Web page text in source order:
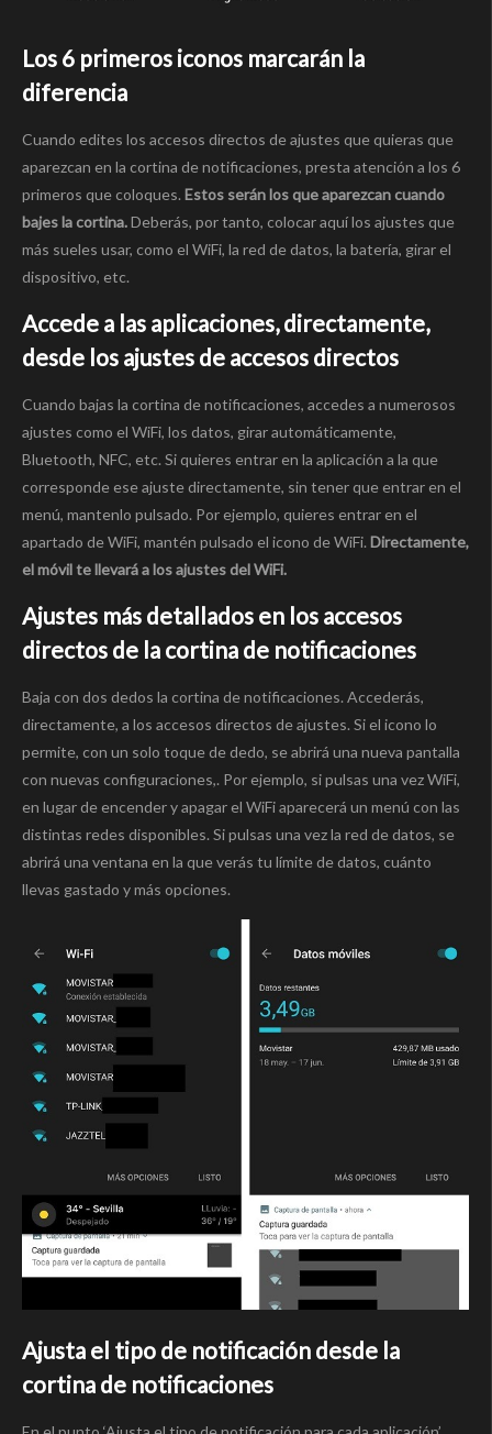
Los 6 primeros iconos marcarán la
diferencia
Cuando edites los accesos directos de ajustes que quieras que
aparezcan en la cortina de notificaciones, presta atención a los 6
primeros que coloques. Estos serán los que aparezcan cuando
bajes la cortina.Deberás, por tanto, colocar aquí los ajustes que
más sueles usar, como el WiFi, la red de datos, la batería, girar el
dispositivo, etc.
Accede a las aplicaciones, directamente,
desde los ajustes de accesos directos
Cuando bajas la cortina de notificaciones, accedes a numerosos
ajustes como el WiFi, los datos, girar automáticamente,
Bluetooth, NFC, etc. Si quieres entrar en la aplicación a la que
corresponde ese ajuste directamente, sin tener que entrar en el
menú, mantenlo pulsado. Por ejemplo, quieres entrar en el
apartado de WiFi, mantén pulsado el icono de WiFi. Directamente,
el móvil te llevará a los ajustes del WiFi.
Ajustes más detallados en los accesos
directos de la cortina de notificaciones
Baja con dos dedos la cortina de notificaciones. Accederás,
directamente, a los accesos directos de ajustes. Si el icono lo
permite, con un solo toque de dedo, se abrirá una nueva pantalla
con nuevas configuraciones,. Por ejemplo, si pulsas una vez WiFi,
en lugar de encender y apagar el WiFi aparecerá un menú con las
distintas redes disponibles. Si pulsas una vez la red de datos, se
abrirá una ventana en la que verás tu límite de datos, cuánto
llevas gastado y más opciones.
Ajusta el tipo de notificación desde la
cortina de notificaciones